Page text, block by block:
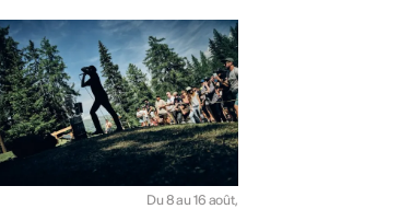
Du 8 au 16 août,